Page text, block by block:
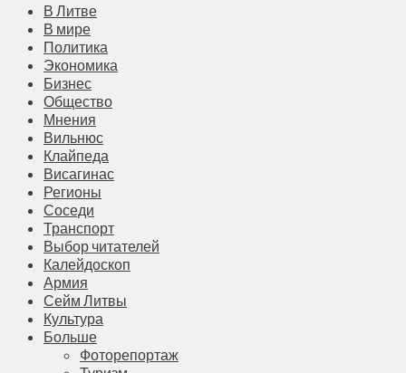
В Литве
В мире
Политика
Экономика
Бизнес
Общество
Мнения
Вильнюс
Клайпеда
Висагинас
Регионы
Соседи
Транспорт
Выбор читателей
Калейдоскоп
Армия
Сейм Литвы
Культура
Больше
Фоторепортаж